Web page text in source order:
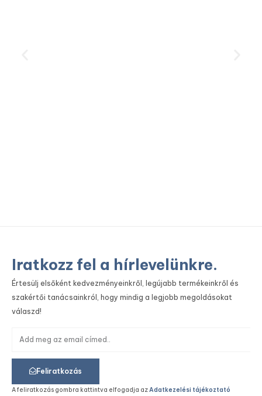
Iratkozz fel a hírlevelünkre.
Értesülj elsőként kedvezményeinkről, legújabb termékeinkről és
szakértői tanácsainkról, hogy mindig a legjobb megoldásokat
válaszd!
Feliratkozás
A feliratkozás gombra kattintva elfogadja azAdatkezelési tájékoztató